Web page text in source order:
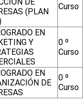
(PLAN
Curso
EN
Y
0 º
Curso
EN
DE
0 º
Curso